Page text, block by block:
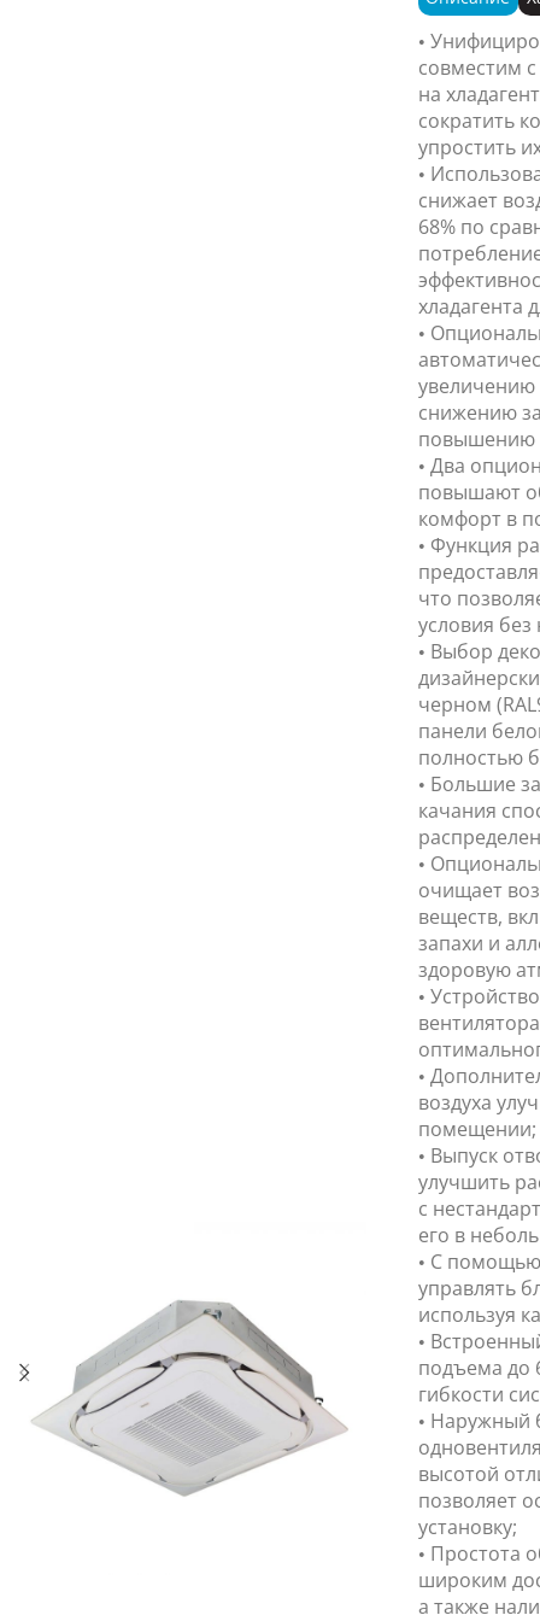
•
совместим
на
сократить
упростить
•
снижает
68% по
хладагента
•
увеличению
снижению
повышению
• Два
повышают
комфорт в
• Функция
что
условия
• Выбор
черном
панели
полностью
• Большие
качания
•
очищает
веществ,
запахи и
здоровую
•
•
воздуха
помещении;
• Выпуск
улучшить
с
его в
• С
управлять
используя
•
подъема до
гибкости
• Наружный
высотой
позволяет
установку;
• Простота
широким
а также